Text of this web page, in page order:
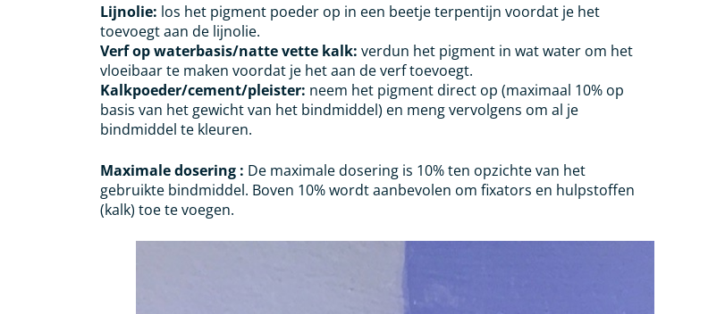
Lijnolie: los het pigment poeder op in een beetje terpentijn voordat je het
toevoegt aan de lijnolie.
Verf op waterbasis/natte vette kalk: verdun het pigment in wat water om het
vloeibaar te maken voordat je het aan de verf toevoegt.
Kalkpoeder/cement/pleister: neem het pigment direct op (maximaal 10% op
basis van het gewicht van het bindmiddel) en meng vervolgens om al je
bindmiddel te kleuren.
Maximale dosering : De maximale dosering is 10% ten opzichte van het
gebruikte bindmiddel. Boven 10% wordt aanbevolen om fixators en hulpstoffen
(kalk) toe te voegen.